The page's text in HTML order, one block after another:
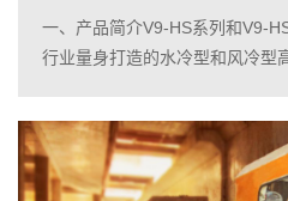
一、产品简介V9-HS系列和V9-
行业量身打造的水冷型和风冷型